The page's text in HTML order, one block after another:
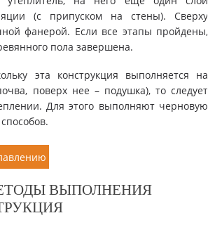
(с припуском на стены). Сверху
фанерой. Если все этапы пройдены,
пола завершена.
эта конструкция выполняется на
поверх нее – подушка), то следует
Для этого выполняют черновую
ВЫПОЛНЕНИЯ